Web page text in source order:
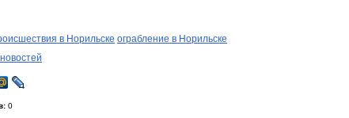
в Норильске ограбление в Норильске
0